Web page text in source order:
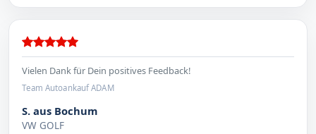
Vielen Dank für Dein positives Feedback!
Team Autoankauf ADAM
S. aus Bochum
VW GOLF